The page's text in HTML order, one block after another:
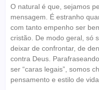
O natural é que, sejamos
mensagem. É estranho
com tanto empenho ser
cristão. De modo geral, só
deixar de confrontar, de
contra Deus.
ser “caras legais”, somos
pensamento e estilo de